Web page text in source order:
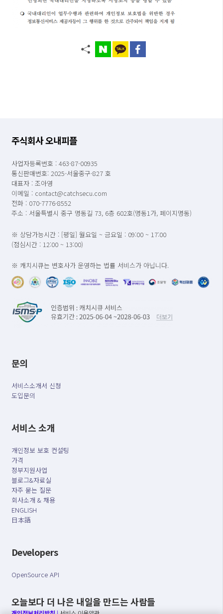
주식회사 오내피플
사업자등록번호 : 463-87-00935
통신판매번호: 2025-서울중구-827 호
대표자 : 조아영
이메일 : contact@catchsecu.com
전화 : 070-7776-8552
주소 : 서울특별시 중구 명동길 73, 6층 602호(명동1가, 페이지명동)
※ 상담가능시간 : [평일] 월요일 ~ 금요일 : 09:00 ~ 17:00
(점심시간 : 12:00 ~ 13:00)
※ 캐치시큐는 변호사가 운영하는 법률 서비스가 아닙니다.
문의
서비스소개서 신청
도입문의
서비스 소개
개인정보 보호 컨설팅
가격
정부지원사업
블로그&자료실
자주 묻는 질문
회사소개 & 채용
ENGLISH
日本語
Developers
OpenSource API
오늘보다 더 나은 내일을 만드는 사람들